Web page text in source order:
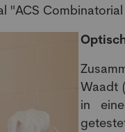
"ACS
Waadt
in